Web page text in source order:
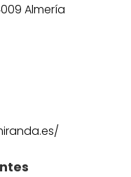
Almería